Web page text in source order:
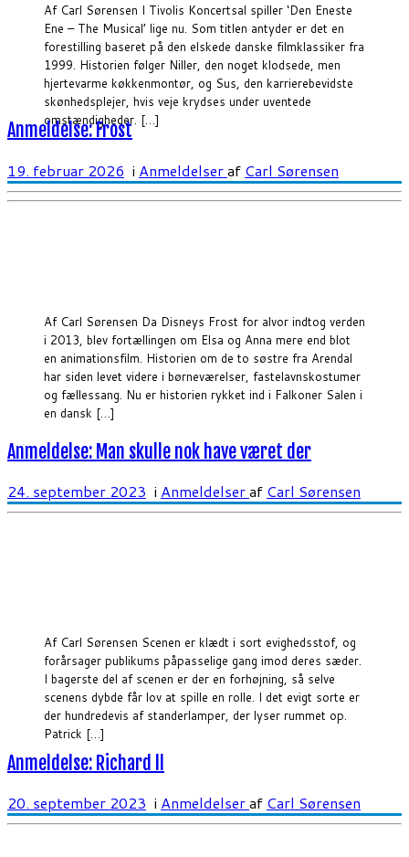
Af Carl Sørensen I Tivolis Koncertsal spiller ‘Den Eneste
Ene – The Musical’ lige nu. Som titlen antyder er det en
forestilling baseret på den elskede danske filmklassiker fra
1999. Historien følger Niller, den noget klodsede, men
hjertevarme køkkenmontør, og Sus, den karrierebevidste
skønhedsplejer, hvis veje krydses under uventede
omstændigheder. […]
Af Carl Sørensen Da Disneys Frost for alvor indtog verden
i 2013, blev fortællingen om Elsa og Anna mere end blot
en animationsfilm. Historien om de to søstre fra Arendal
har siden levet videre i børneværelser, fastelavnskostumer
og fællessang. Nu er historien rykket ind i Falkoner Salen i
en dansk […]
Anmeldelse: Frost
19. februar 2026 i Anmeldelseraf Carl Sørensen
Af Carl Sørensen Scenen er klædt i sort evighedsstof, og
forårsager publikums påpasselige gang imod deres sæder.
I bagerste del af scenen er der en forhøjning, så selve
scenens dybde får lov at spille en rolle. I det evigt sorte er
der hundredevis af standerlamper, der lyser rummet op.
Patrick […]
Anmeldelse: Man skulle nok have været der
24. september 2023 i Anmeldelseraf Carl Sørensen
Anmeldelse: Richard ll
20. september 2023 i Anmeldelseraf Carl Sørensen